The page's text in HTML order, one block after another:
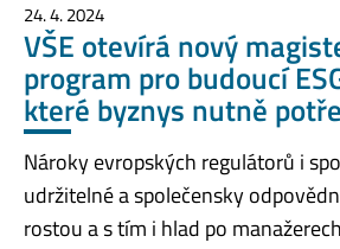
24. 4. 2024
VŠE otevírá nový
program pro budoucí
které byznys nutně
Nároky evropských regulátorů i
udržitelné a společensky
rostou a s tím i hlad po